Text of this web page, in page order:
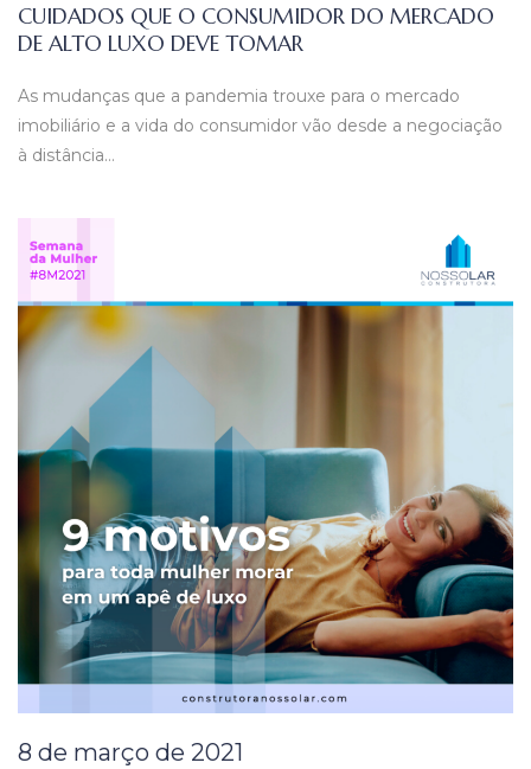
CUIDADOS QUE O CONSUMIDOR DO MERCADO
DE ALTO LUXO DEVE TOMAR
As mudanças que a pandemia trouxe para o mercado
imobiliário e a vida do consumidor vão desde a negociação
à distância…
8 de março de 2021